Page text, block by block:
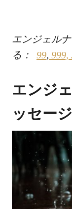
エンジェル
る： 99, 999,
エンジ
ッセージ